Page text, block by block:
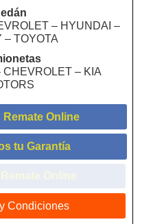
– HYUNDAI –
– TOYOTA
CHEVROLET – KIA
Remate Online
tu Garantía
Condiciones